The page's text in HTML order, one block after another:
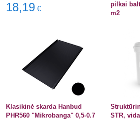
18,19 €
pilkai
m2
Klasikinė skarda Hanbud
PHR560 "Mikrobanga" 0,5-0.7
STR,